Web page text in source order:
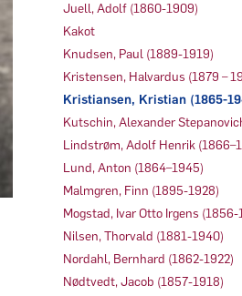
Juell, Adolf (1860-1909)
Kakot
Knudsen, Paul (1889-1919)
Kristensen, Halvardus (1879 –
Kristiansen, Kristian (1865-
Kutschin, Alexander
Lindstrøm, Adolf Henrik
Lund, Anton (1864–1945)
Malmgren, Finn (1895-1928)
Mogstad, Ivar Otto Irgens (1856-
Nilsen, Thorvald (1881-1940)
Nordahl, Bernhard (1862-1922)
Nødtvedt, Jacob (1857-1918)